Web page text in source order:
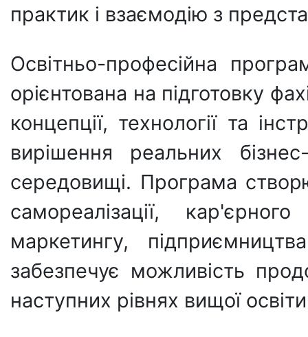
практик і взаємодію з
Освітньо-професійна
орієнтована на підготовку
концепції, технології та
вирішення реальних
середовищі. Програма
самореалізації,
маркетингу,
забезпечує можливість
наступних рівнях вищої